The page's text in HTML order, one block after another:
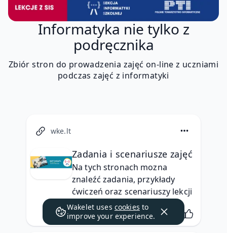
Informatyka nie tylko z
podręcznika
Zbiór stron do prowadzenia zajęć on-line z uczniami
podczas zajęć z informatyki
wke.lt
Zadania i scenariusze zajęć
Na tych stronach mozna
znaleźć zadania, przykłady
ćwiczeń oraz scenariuszy lekcji
Wakelet uses cookies to
improve your experience.